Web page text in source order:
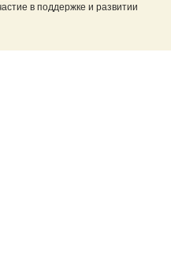
в поддержке и развитии